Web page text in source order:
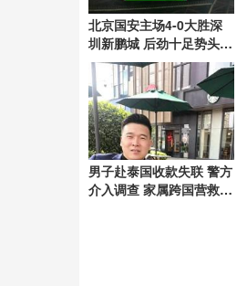
北京国安主场4-0大胜深
圳新鹏城 后劲十足势头良
好
男子赴泰国收款失联 警方
介入调查 家属跨国营救54